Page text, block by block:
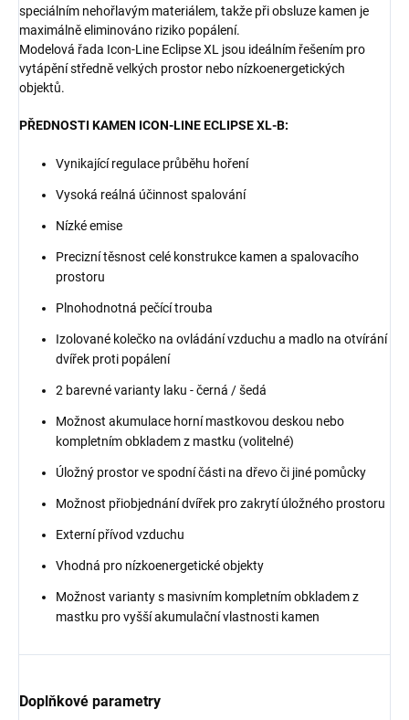
speciálním nehořlavým materiálem, takže při obsluze kamen je
maximálně eliminováno riziko popálení.
Modelová řada Icon-Line Eclipse XL jsou ideálním řešením pro
vytápění středně velkých prostor nebo nízkoenergetických
objektů.
PŘEDNOSTI KAMEN ICON-LINE ECLIPSE XL-B:
Vynikající regulace průběhu hoření
Vysoká reálná účinnost spalování
Nízké emise
Precizní těsnost celé konstrukce kamen a spalovacího
prostoru
Plnohodnotná pečící trouba
Izolované kolečko na ovládání vzduchu a madlo na otvírání
dvířek proti popálení
2 barevné varianty laku - černá / šedá
Možnost akumulace horní mastkovou deskou nebo
kompletním obkladem z mastku (volitelné)
Úložný prostor ve spodní části na dřevo či jiné pomůcky
Možnost přiobjednání dvířek pro zakrytí úložného prostoru
Externí přívod vzduchu
Vhodná pro nízkoenergetické objekty
Možnost varianty s masivním kompletním obkladem z
mastku pro vyšší akumulační vlastnosti kamen
Doplňkové parametry